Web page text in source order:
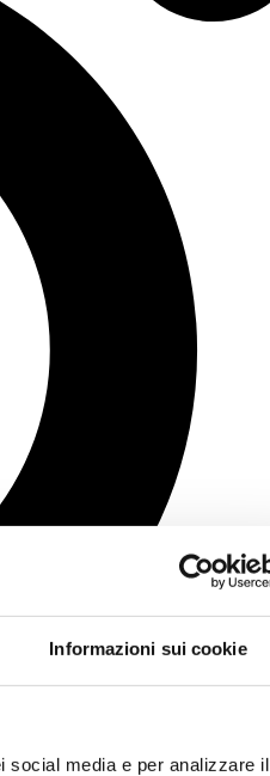
Informazioni sui cookie
social media e per analizzare il